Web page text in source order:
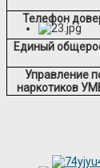
Телефон
Единый
Управление
наркотиков